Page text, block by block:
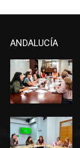
ANDALUCÍA